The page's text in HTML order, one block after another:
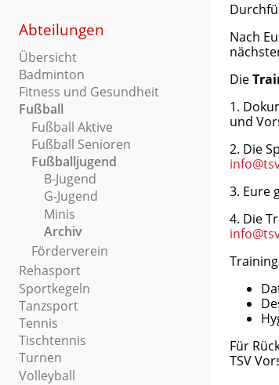
Abteilungen
Übersicht
Badminton
Fitness und Gesundheit
Fußball
Fußball Aktive
Fußball Senioren
Fußballjugend
B-Jugend
G-Jugend
Minis
Archiv
Förderverein
Rehasport
Sportkegeln
Tanzsport
Tennis
Tischtennis
Turnen
Volleyball
Nach
Die
1.
und
2. Die
3. Eure
4. Die
Für
TSV